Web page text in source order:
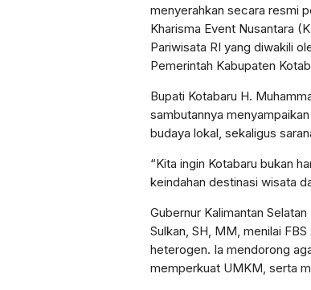
menyerahkan secara resmi
Kharisma Event Nusantara
Pariwisata RI yang diwakili
Pemerintah Kabupaten
Bupati Kotabaru H.
sambutannya
budaya lokal, sekaligus
“Kita ingin Kotabaru bukan
keindahan destinasi wisata
Gubernur Kalimantan
Sulkan, SH, MM, menilai
heterogen. Ia mendorong
memperkuat UMKM, serta